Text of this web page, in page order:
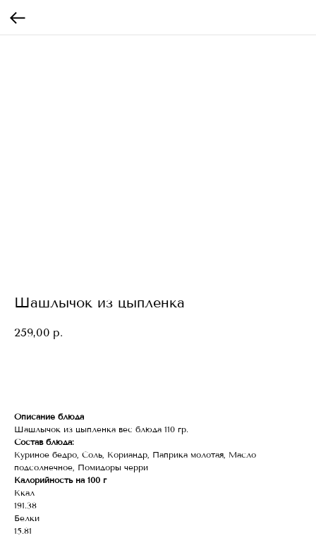
Шашлычок из цыпленка
259,00 р.
Описание блюда
Шашлычок из цыпленка вес блюда 110 гр.
Состав блюда:
Куриное бедро, Соль, Кориандр, Паприка молотая, Масло
подсолнечное, Помидоры черри
Калорийность на 100 г
Ккал
191.38
Белки
15.81